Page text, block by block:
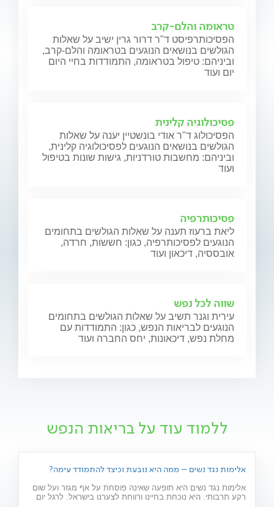
טראומה והלם-קרב
הפסיכותרפיסט ד"ר דרור גרין ישיב על שאלות
הגולשים בנושאים הנוגעים בטראומה והלם-קרב,
וביניהם: טיפול בטראומה, התמודדות בחיי היום
יום ועוד
פסיכולוגיה קלינית
הפסיכולוג ד"ר אודי בונשטיין יענה על שאלות
הגולשים בנושאים הנוגעים לפסיכולוגיה קלינית,
וביניהם: מחשבות טורדניות, גישות שונות בטיפול
ועוד
פסיכותרפיה
ליאת ברעוז תענה על שאלות הגולשים בתחומים
הנוגעים לפסיכותרפיה, כגון: חששות, חרדה,
אובססיה, דיכאון ועוד
שווה לכל נפש
עירית וגנר תשיב על שאלות הגולשים בתחומים
הנוגעים לבריאות הנפש, כגון: התמודדות עם
מחלת נפש, דיכאונות, יחס החברה ועוד
ללמוד עוד על בריאות הנפש
אלימות נגד נשים – ממה היא נובעת וכיצד להתמודד עימה?
אלימות נגד נשים היא תופעה שאינה פוסחת על אף מגזר ועל שום
רקע תרבותי. היא נוכחת בחיינו ורווחת לצערנו בישראל. לרגל יום